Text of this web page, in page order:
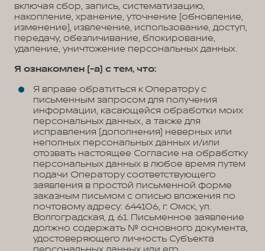
включая сбор, запись, систематизацию,
накопление, хранение, уточнение (обновление,
изменение), извлечение, использование, доступ,
передачу, обезличивание, блокирование,
удаление, уничтожение персональных данных.
Я ознакомлен (-а) с тем, что:
Я вправе обратиться к Оператору с
письменным запросом для получения
информации, касающейся обработки моих
персональных данных, а также для
исправления (дополнения) неверных или
неполных персональных данных и/или
отозвать настоящее Согласие на обработку
персональных данных в любое время путем
подачи Оператору соответствующего
заявления в простой письменной форме
заказным письмом с описью вложения по
почтовому адресу: 644106, г. Омск, ул.
Волгоградская, д. 61. Письменное заявление
должно содержать № основного документа,
удостоверяющего личность Субъекта